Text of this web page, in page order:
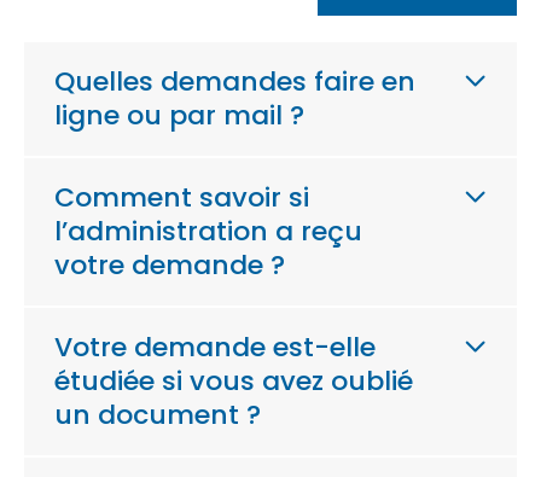
Quelles demandes faire en
ligne ou par mail ?
Comment savoir si
l’administration a reçu
votre demande ?
Votre demande est-elle
étudiée si vous avez oublié
un document ?